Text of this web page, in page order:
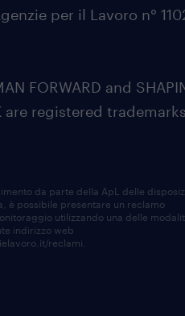
per il Lavoro n°
FORWARD and
are registered
da parte della ApL delle
è possibile presentare un reclamo
utilizzando una delle
indirizzo web
reclami